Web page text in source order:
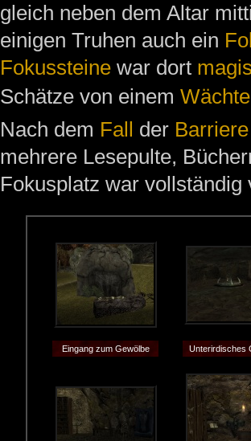
gleich neben dem Altar
einigen Truhen auch ein
Fokussteinewar dort
Schätze von einem
Nach dem Fall der Barriere
mehrere Lesepulte,
Fokusplatz war vollständig
Eingang zum Gewölbe Unterirdisches